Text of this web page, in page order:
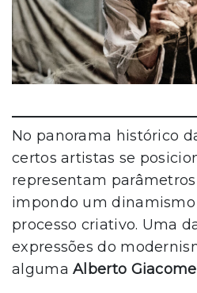
No panorama histórico
certos artistas se
representam
impondo um
processo criativo. Uma
expressões do
algumaAlberto